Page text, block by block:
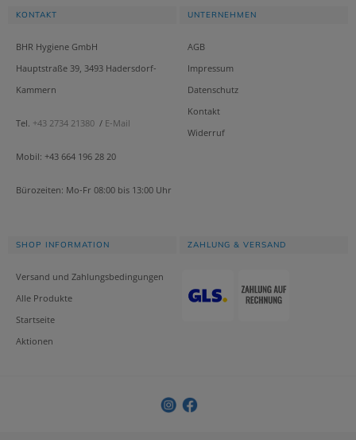
KONTAKT
BHR Hygiene GmbH
Hauptstraße 39, 3493 Hadersdorf-
Kammern
Tel. +43 2734 21380 / E-Mail
Mobil: +43 664 196 28 20
Bürozeiten: Mo-Fr 08:00 bis 13:00 Uhr
UNTERNEHMEN
AGB
Impressum
Datenschutz
Kontakt
Widerruf
SHOP INFORMATION
Versand und Zahlungsbedingungen
Alle Produkte
Startseite
Aktionen
ZAHLUNG & VERSAND